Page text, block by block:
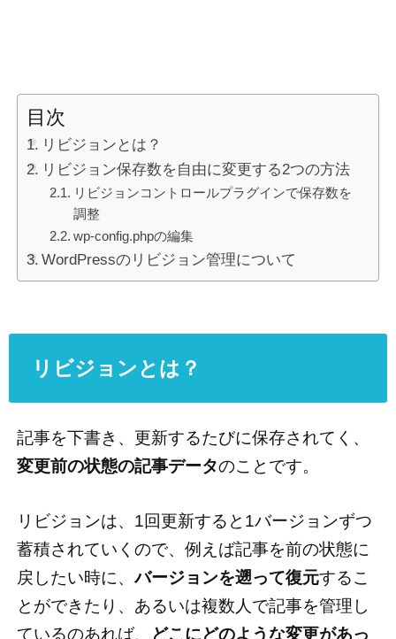
目次
リビジョンとは？
リビジョン保存数を自由に変更する2つの方法
リビジョンコントロールプラグインで保存数を
調整
wp-config.phpの編集
WordPressのリビジョン管理について
リビジョンとは？
記事を下書き、更新するたびに保存されてく、
変更前の状態の記事データのことです。
リビジョンは、1回更新すると1バージョンずつ
蓄積されていくので、例えば記事を前の状態に
戻したい時に、バージョンを遡って復元するこ
とができたり、あるいは複数人で記事を管理し
ているのあれば、
どこにどのような変更があっ